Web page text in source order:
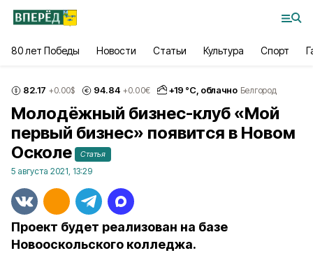
80 лет Победы Новости Статьи Культура Спорт
82.17 +0.00$ 94.84 +0.00€ +19 °С, облачно Белгород
Молодёжный бизнес-клуб «Мой
первый бизнес» появится в Новом
Осколе
Статья
5 августа 2021, 13:29
Проект будет реализован на базе
Новооскольского колледжа.